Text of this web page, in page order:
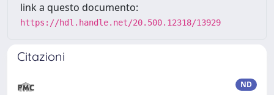
link a questo documento:
https://hdl.handle.net/20.500.12318/13929
Citazioni
ND